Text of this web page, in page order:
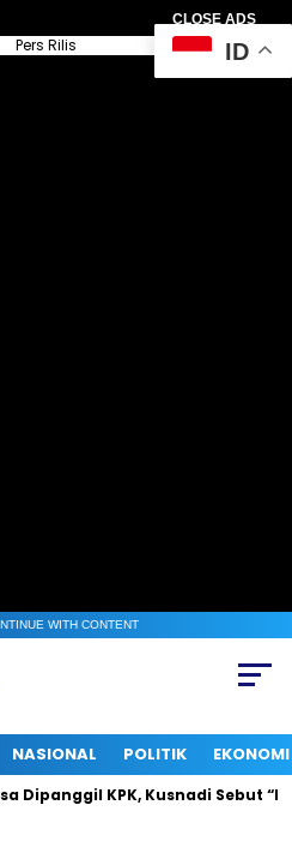
CLOSE ADS
WITH CONTENT
NASIONAL POLITIK EKONOMI
KPK, Kusnadi Sebut “Pasti
ID